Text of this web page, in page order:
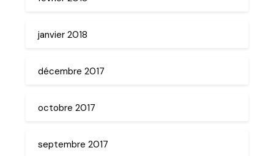
janvier 2018
décembre 2017
octobre 2017
septembre 2017